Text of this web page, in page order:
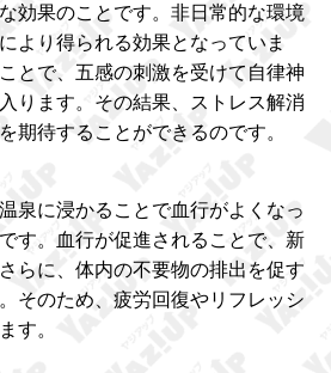
効果のことです。非日常的な環境
より得られる効果となっていま
とで、五感の刺激を受けて自律神
ります。その結果、ストレス解消
期待することができるのです。
泉に浸かることで血行がよくなっ
す。血行が促進されることで、新
らに、体内の不要物の排出を促す
そのため、疲労回復やリフレッシ
す。